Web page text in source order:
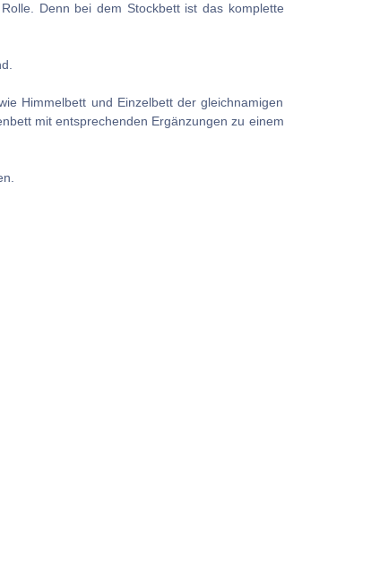
Denn bei dem Stockbett ist das komplette
Himmelbett und Einzelbett der gleichnamigen
mit entsprechenden Ergänzungen zu einem